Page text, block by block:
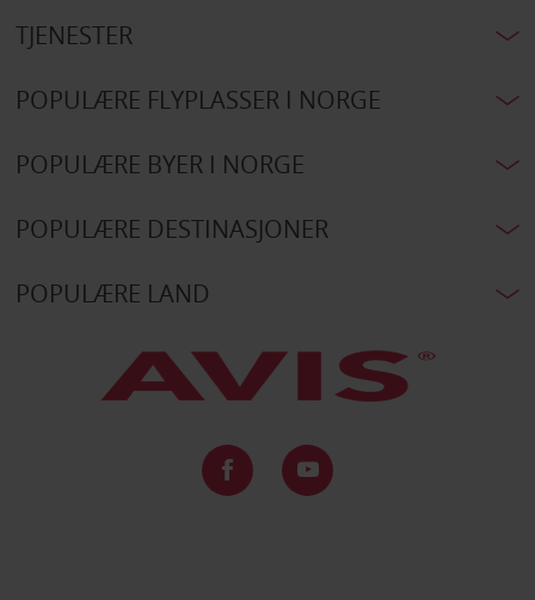
TJENESTER
POPULÆRE FLYPLASSER I NORGE
POPULÆRE BYER I NORGE
POPULÆRE DESTINASJONER
POPULÆRE LAND